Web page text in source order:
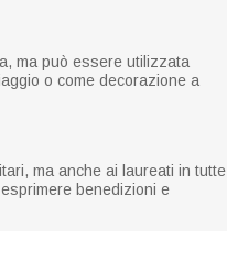
ma può essere utilizzata
o come decorazione a
ma anche ai laureati in tutte
benedizioni e